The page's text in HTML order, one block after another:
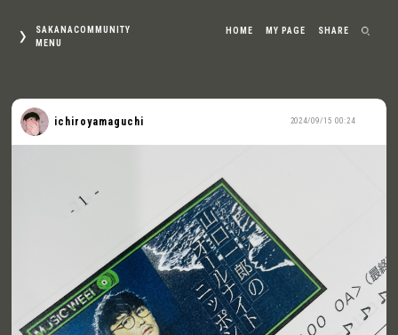
SAKANACOMMUNITY
MENU
HOME MY PAGE SHARE
2024/09/15 00:24
ichiroyamaguchi